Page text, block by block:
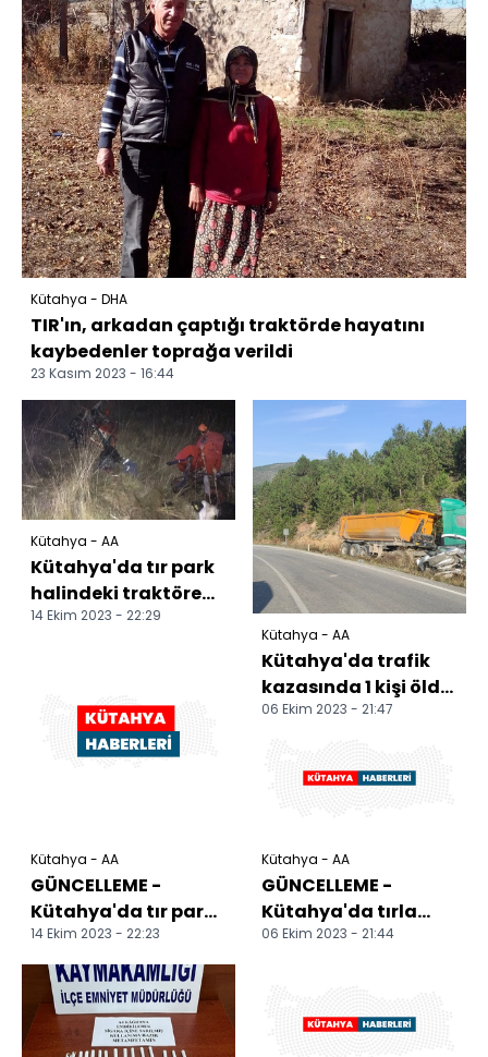
Kütahya - DHA
TIR'ın, arkadan çaptığı traktörde hayatını
kaybedenler toprağa verildi
23 Kasım 2023 - 16:44
Kütahya - AA
Kütahya'da tır park
halindeki traktöre
çarptı, 1 kişi öldü, 2
14 Ekim 2023 - 22:29
Kütahya - AA
GÜNCELLEME -
Kütahya'da tır park
halindeki traktöre
çarptı, 2 kişi öldü, 1...
14 Ekim 2023 - 22:23
Kütahya - AA
Kütahya'da trafik
kazasında 1 kişi öldü,
1 kişi yaralandı
06 Ekim 2023 - 21:47
Kütahya - AA
GÜNCELLEME -
Kütahya'da tırla
çarpışan
06 Ekim 2023 - 21:44